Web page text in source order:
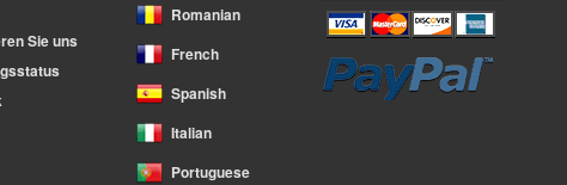
Sie uns
Romanian
French
Spanish
Italian
Portuguese